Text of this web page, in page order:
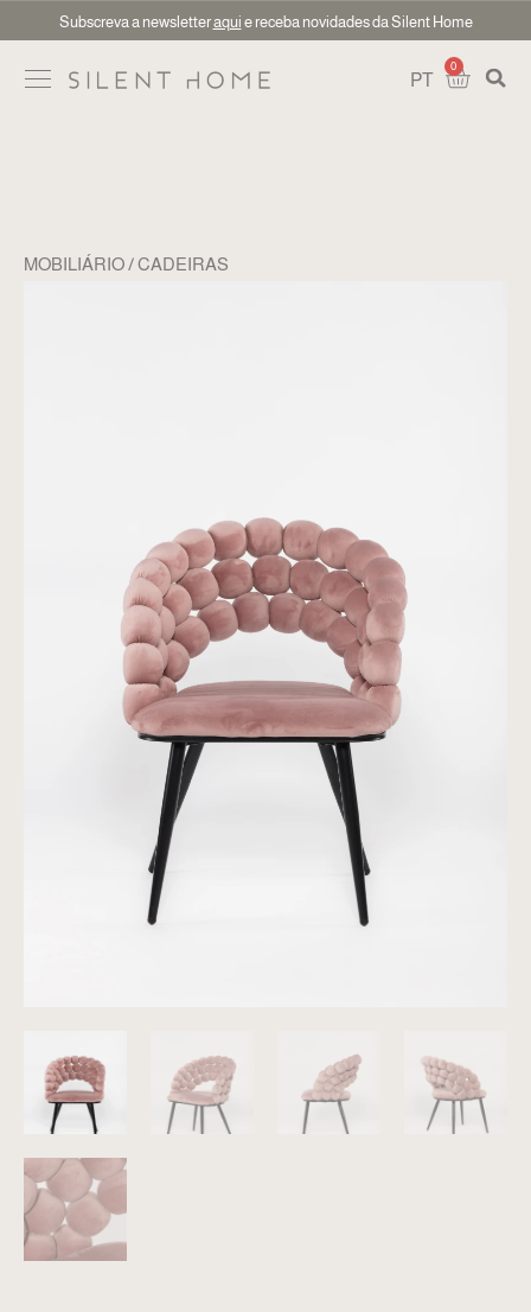
Subscreva a newsletteraqui e receba novidades da Silent Home
PT
0
MOBILIÁRIO CADEIRAS